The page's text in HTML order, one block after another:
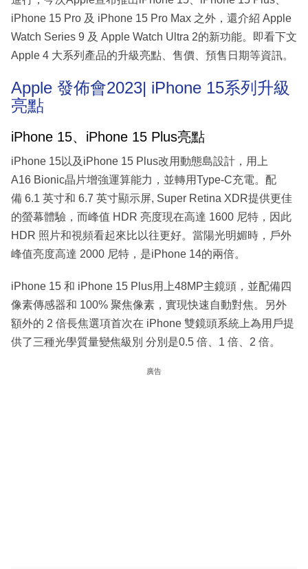
iPhone 15 Pro 及 iPhone 15 Pro Max 之外，還介紹 Apple
Watch Series 9 及 Apple Watch Ultra 2的新功能。即看下文
Apple 4 大系列產品的升級亮點、售價、預售日期等資訊。
Apple 發佈會2023| iPhone 15系列升級
亮點
iPhone 15、iPhone 15 Plus亮點
iPhone 15以及iPhone 15 Plus改用動態島設計，用上
A16 Bionic晶片增強運算能力，並轉用Type-C充電。配
備 6.1 英寸和 6.7 英寸顯示屏, Super Retina XDR提供更佳
的螢幕體驗，而峰值 HDR 亮度現在高達 1600 尼特，因此
HDR 照片和視頻看起來比以往更好。當陽光明媚時，戶外
峰值亮度高達 2000 尼特，是iPhone 14的兩倍。
iPhone 15 和 iPhone 15 Plus用上48MP主鏡頭，並配備四
像素傳感器和 100% 聚焦像素，實現快速自動對焦。另外
額外的 2 倍長焦選項首次在 iPhone 雙鏡頭系統上為用戶提
供了三種光學質量變焦級別 分別是0.5 倍、1 倍、2 倍。
廣告